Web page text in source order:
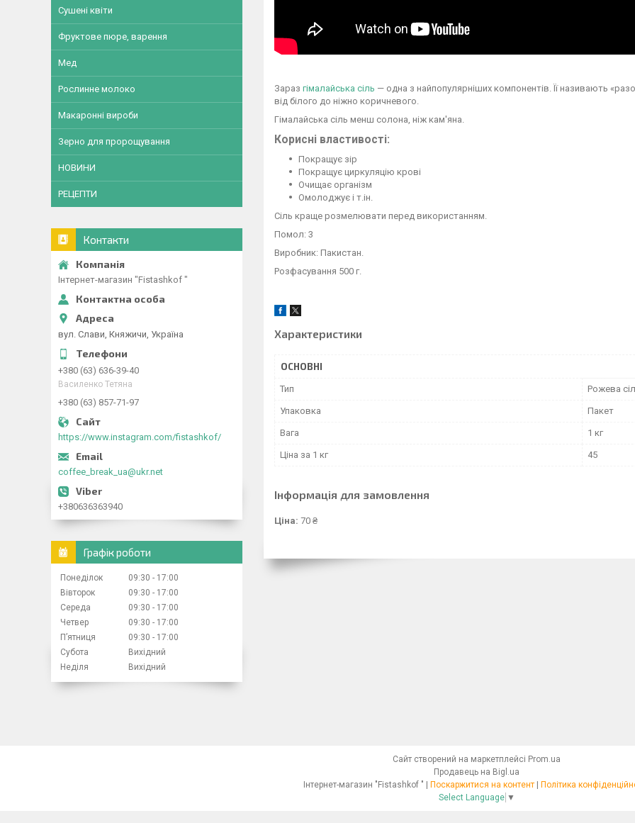
Зараз гімалайська сіль — одна з найпопулярніших компонентів. Її називають
від білого до ніжно коричневого.
Гімалайська сіль менш солона, ніж кам'яна.
Корисні властивості:
Покращує зір
Покращує циркуляцію крові
Очищає організм
Омолоджує і т.ін.
Сіль краще розмелювати перед використанням.
Помол: 3
Виробник: Пакистан.
Розфасування 500 г.
Характеристики
ОСНОВНІ
Тип Рожева
Упаковка Пакет
Вага 1 кг
Ціна за 1 кг 45
Інформація для замовлення
Ціна: 70 ₴
Сушені квіти
Фруктове пюре, варення
Мед
Рослинне молоко
Макаронні вироби
Зерно для пророщування
НОВИНИ
РЕЦЕПТИ
Контакти
Інтернет-магазин "Fistashkof "
вул. Слави, Княжичи, Україна
+380 (63) 636-39-40
Василенко Тетяна
+380 (63) 857-71-97
https://www.instagram.com/fistashkof/
coffee_break_ua@ukr.net
+380636363940
Графік роботи
Понеділок 09:30
17:00
Вівторок
09:30
17:00
Середа
09:30
17:00
Четвер
09:30
17:00
Пʼятниця
09:30
17:00
Субота
Вихідний
Неділя
Вихідний
Сайт створений на маркетплейсі Prom.ua
Продавець на Bigl.ua
Інтернет-магазин "Fistashkof " | Поскаржитися на контент | Політика
Select Language ▼